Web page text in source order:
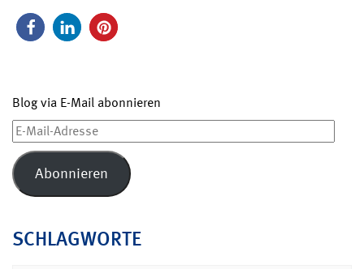
Blog via E-Mail abonnieren
E-
Mail-
Adresse
Abonnieren
SCHLAGWORTE